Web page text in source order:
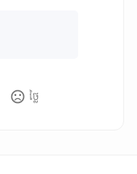
ថ្លៃ